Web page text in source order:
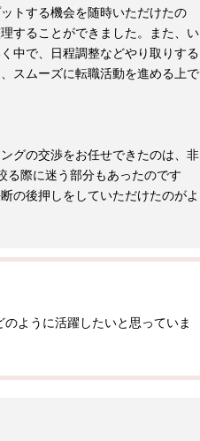
トする機会を随時いただけたの
することができました。また、い
中で、日程調整などやり取りする
スムーズに転職活動を進める上で
グの交渉をお任せできたのは、非
る際に迷う部分もあったのです
の後押しをしていただけたのがよ
ように活躍したいと思っていま